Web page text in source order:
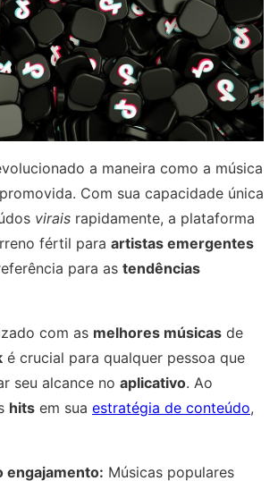
a maneira como a música
Com sua capacidade única
virais rapidamente, a plataforma
fértil para artistas emergentes
para as tendências
com as melhores músicas de
é crucial para qualquer pessoa que
seu alcance no aplicativo. Ao
hits em sua estratégia de conteúdo,
engajamento: Músicas populares